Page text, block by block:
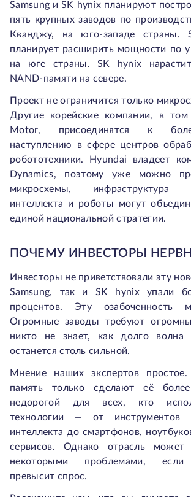
Samsung и SK hynix планируют
пять крупных заводов по
Кванджу, на юго-западе страны.
планирует расширить мощности по
на юге страны. SK hynix нарастит
NAND-памяти на севере.
Проект не ограничится только
Другие корейские компании, в
Motor, присоединятся к
наступлению в сфере центров
робототехники. Hyundai владеет
Dynamics, поэтому уже можно
микросхемы, инфраструктура
интеллекта и роботы могут
единой национальной стратегии.
ПОЧЕМУ ИНВЕСТОРЫ
Инвесторы не приветствовали эту
Samsung, так и SK hynix упали
процентов. Эту озабоченность
Огромные заводы требуют
никто не знает, как долго
останется столь сильной.
Мнение наших экспертов
память только сделают её
недорогой для всех, кто
технологии — от инструментов
интеллекта до смартфонов,
сервисов. Однако отрасль может
некоторыми проблемами, если
превысит спрос.